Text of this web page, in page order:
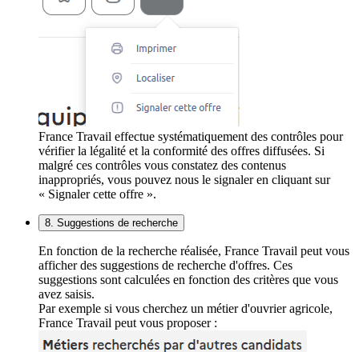
France Travail effectue systématiquement des contrôles pour
vérifier la légalité et la conformité des offres diffusées. Si
malgré ces contrôles vous constatez des contenus
inappropriés, vous pouvez nous le signaler en cliquant sur
« Signaler cette offre ».
8. Suggestions de recherche
En fonction de la recherche réalisée, France Travail peut vous
afficher des suggestions de recherche d'offres. Ces
suggestions sont calculées en fonction des critères que vous
avez saisis.
Par exemple si vous cherchez un métier d'ouvrier agricole,
France Travail peut vous proposer :